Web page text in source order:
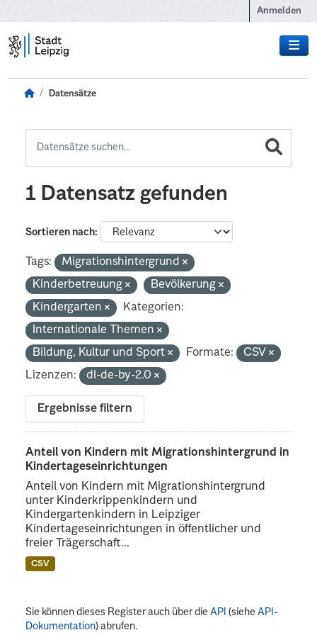
Anmelden
Datensätze
1 Datensatz gefunden
Sortieren nach
Tags:
Migrationshintergrund
Kinderbetreuung
Bevölkerung
Kindergarten
Kategorien:
Internationale Themen
Bildung, Kultur und Sport
Formate:
CSV
Lizenzen:
dl-de-by-2.0
Ergebnisse filtern
Anteil von Kindern mit Migrationshintergrund in
Kindertageseinrichtungen
Anteil von Kindern mit Migrationshintergrund
unter Kinderkrippenkindern und
Kindergartenkindern in Leipziger
Kindertageseinrichtungen in öffentlicher und
freier Trägerschaft...
CSV
Sie können dieses Register auch über dieAPI (sieheAPI-
Dokumentation) abrufen.